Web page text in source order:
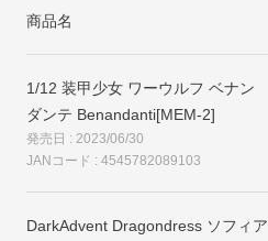
商品名
1/12 装甲少女 ワーウルフ ベナン
ダンテ Benandanti[MEM-2]
発売日 : 2023/06/30
JANコード : 4545782089103
DarkAdvent Dragondress ソフィア